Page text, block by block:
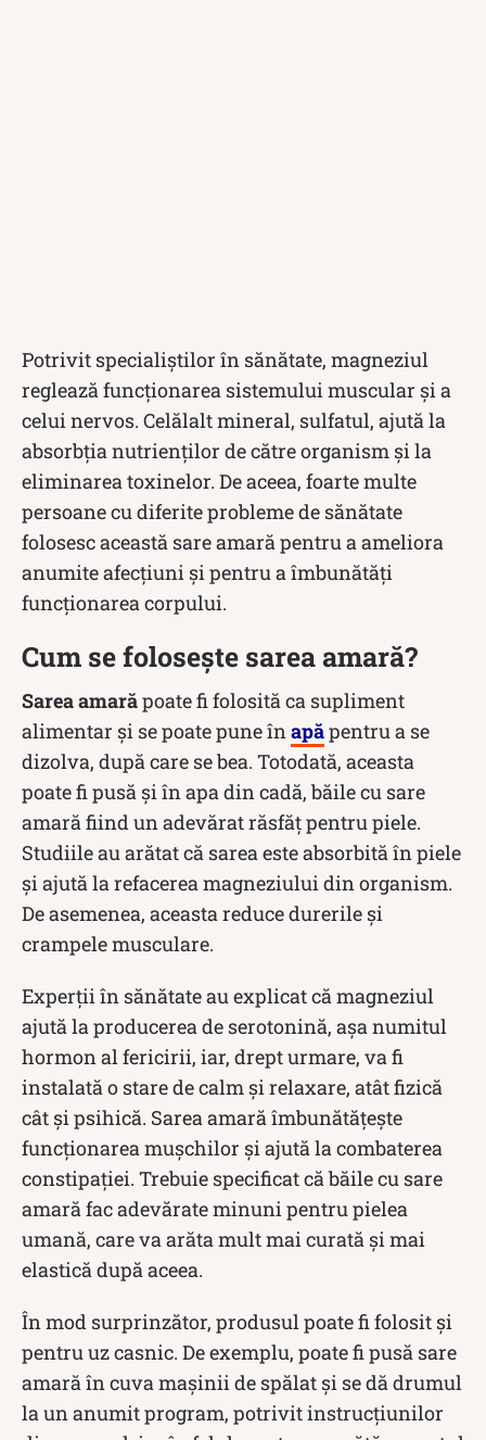
Potrivit specialiștilor în sănătate, magneziul
reglează funcționarea sistemului muscular și a
celui nervos. Celălalt mineral, sulfatul, ajută la
absorbția nutrienților de către organism și la
eliminarea toxinelor. De aceea, foarte multe
persoane cu diferite probleme de sănătate
folosesc această sare amară pentru a ameliora
anumite afecțiuni și pentru a îmbunătăți
funcționarea corpului.
Cum se folosește sarea amară?
Sarea amarăpoate fi folosită ca supliment
alimentar și se poate pune în apăpentru a se
dizolva, după care se bea. Totodată, aceasta
poate fi pusă și în apa din cadă, băile cu sare
amară fiind un adevărat răsfăț pentru piele.
Studiile au arătat că sarea este absorbită în piele
și ajută la refacerea magneziului din organism.
De asemenea, aceasta reduce durerile și
crampele musculare.
Experții în sănătate au explicat că magneziul
ajută la producerea de serotonină, așa numitul
hormon al fericirii, iar, drept urmare, va fi
instalată o stare de calm și relaxare, atât fizică
cât și psihică. Sarea amară îmbunătățește
funcționarea mușchilor și ajută la combaterea
constipației. Trebuie specificat că băile cu sare
amară fac adevărate minuni pentru pielea
umană, care va arăta mult mai curată și mai
elastică după aceea.
În mod surprinzător, produsul poate fi folosit și
pentru uz casnic. De exemplu, poate fi pusă sare
amară în cuva mașinii de spălat și se dă drumul
la un anumit program, potrivit instrucțiunilor